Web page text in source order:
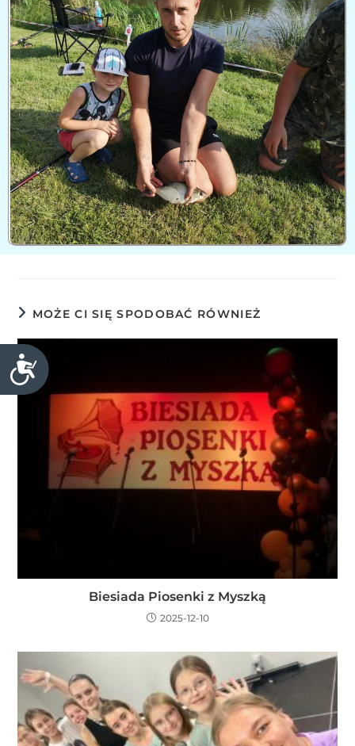
D
o
MOŻE CI SIĘ SPODOBAĆ RÓWNIEŻ
Biesiada Piosenki z Myszką
2025-12-10